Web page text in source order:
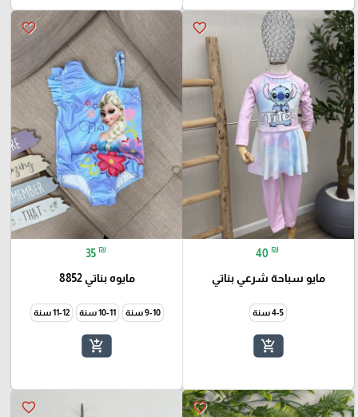
favorite_border
40 ₪
مايو سباحة شرعي بناتي
4-5 سنة
add_shopping_cart
favorite_border
35 ₪
مايوه بناتي 8852
9-10 سنة 10-11 سنة 11-12 سنة
add_shopping_cart
favorite_border
favorite_border